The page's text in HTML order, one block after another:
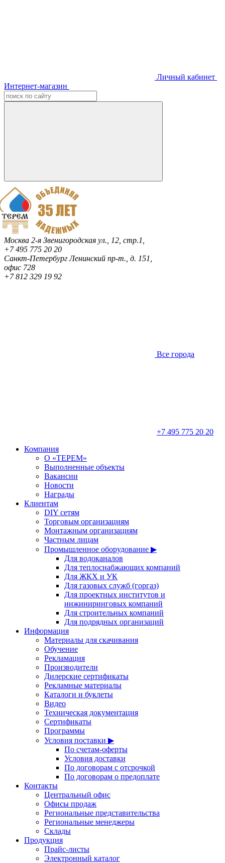
Личный кабинет
Интернет-магазин
Москва 2-я Звенигородская ул., 12, стр.1,
+7 495 775 20 20
Санкт-ПетербургЛенинский пр-т., д. 151,
офис 728
+7 812 329 19 92
Все города
+7 495 775 20 20
Компания
О «ТЕРЕМ»
Выполненные объекты
Вакансии
Новости
Награды
Клиентам
DIY сетям
Торговым организациям
Монтажным организациям
Частным лицам
Промышленное оборудование ▶
Для водоканалов
Для теплоснабжающих компаний
Для ЖКХ и УК
Для газовых служб (горгаз)
Для проектных институтов и
инжиниринговых компаний
Для строительных компаний
Для подрядных организаций
Информация
Материалы для скачивания
Обучение
Рекламация
Производители
Дилерские сертификаты
Рекламные материалы
Каталоги и буклеты
Видео
Техническая документация
Сертификаты
Программы
Условия поставки ▶
По счетам-оферты
Условия доставки
По договорам с отсрочкой
По договорам о предоплате
Контакты
Центральный офис
Офисы продаж
Региональные представительства
Региональные менеджеры
Склады
Продукция
Прайс-листы
Электронный каталог